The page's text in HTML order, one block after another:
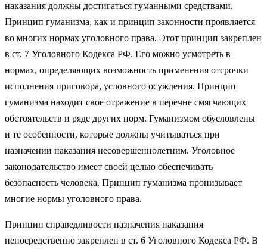
наказания должны достигаться гуманными средствами.
Принцип гуманизма, как и принцип законности проявляется
во многих нормах уголовного права. Этот принцип закреплен
в ст. 7 Уголовного Кодекса РФ. Его можно усмотреть в
нормах, определяющих возможность применения отсрочки
исполнения приговора, условного осуждения. Принцип
гуманизма находит свое отражение в перечне смягчающих
обстоятельств и ряде других норм. Гуманизмом обусловлены
и те особенности, которые должны учитываться при
назначении наказания несовершеннолетним. Уголовное
законодательство имеет своей целью обеспечивать
безопасность человека. Принцип гуманизма пронизывает
многие нормы уголовного права.
Принцип справедливости назначения наказания
непосредственно закреплен в ст. 6 Уголовного Кодекса РФ. В